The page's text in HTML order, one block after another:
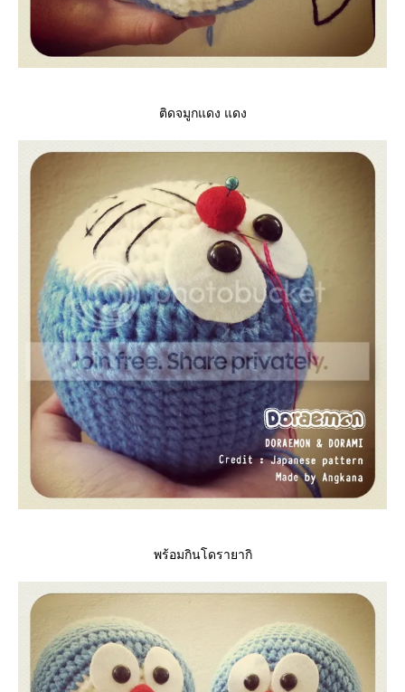
ติดจมูกแดง แดง
พร้อมกินโดรายากิ